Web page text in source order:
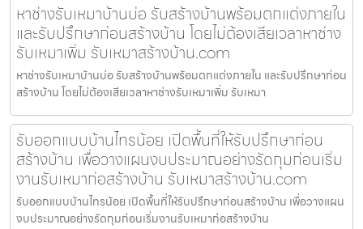
หาช่างรับเหมาบ้านบ่อ รับสร้างบ้านพร้อมตกแต่งภายใน
และรับปรึกษาก่อนสร้างบ้าน โดยไม่ต้องเสียเวลาหาช่าง
รับเหมาเพิ่ม รับเหมาสร้างบ้าน.com
หาช่างรับเหมาบ้านบ่อ รับสร้างบ้านพร้อมตกแต่งภายใน และรับปรึกษาก่อน
สร้างบ้าน โดยไม่ต้องเสียเวลาหาช่างรับเหมาเพิ่ม รับเหมา
รับออกแบบบ้านไทรน้อย เปิดพื้นที่ให้รับปรึกษาก่อน
สร้างบ้าน เพื่อวางแผนงบประมาณอย่างรัดกุมก่อนเริ่ม
งานรับเหมาก่อสร้างบ้าน รับเหมาสร้างบ้าน.com
รับออกแบบบ้านไทรน้อย เปิดพื้นที่ให้รับปรึกษาก่อนสร้างบ้าน เพื่อวางแผน
งบประมาณอย่างรัดกุมก่อนเริ่มงานรับเหมาก่อสร้างบ้าน